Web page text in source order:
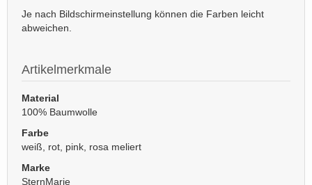
Je nach Bildschirmeinstellung können die Farben leicht
abweichen.
Artikelmerkmale
Material
100% Baumwolle
Farbe
weiß, rot, pink, rosa meliert
Marke
SternMarie